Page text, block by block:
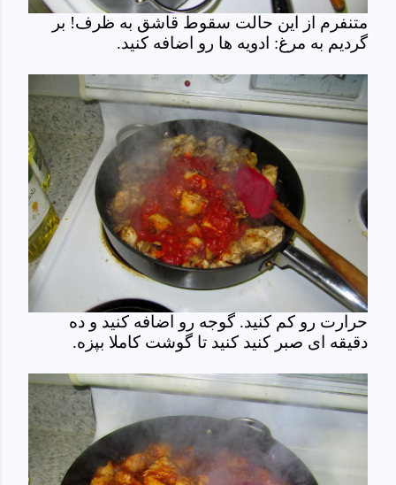
متنفرم از این حالت سقوط قاشق به ظرف! بر
گردیم به مرغ: ادویه ها رو اضافه کنید.
حرارت رو کم کنید. گوجه رو اضافه کنید و ده
دقیقه ای صبر کنید کنید تا گوشت کاملا بپزه.